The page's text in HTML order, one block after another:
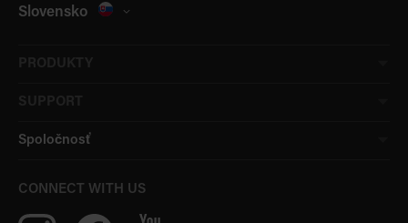
Slovensko
Spoločnosť
CONNECT WITH US